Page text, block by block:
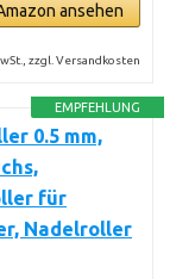
ansehen
zzgl. Versandkosten
EMPFEHLUNG
0.5 mm,
für
Nadelroller